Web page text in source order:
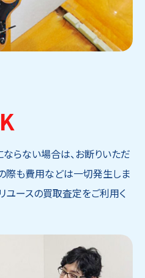
らない場合は、お断りいただ
際も費用などは一切発生しま
ユースの買取査定をご利用く